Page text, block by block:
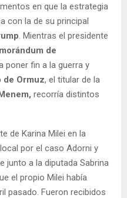
en que la estrategia
con la de su principal
. Mientras el presidente
de
poner fin a la guerra y
de Ormuz, el titular de la
recorría distintos
de Karina Milei en la
por el caso Adorni y
junto a la diputada Sabrina
el propio Milei había
pasado. Fueron recibidos